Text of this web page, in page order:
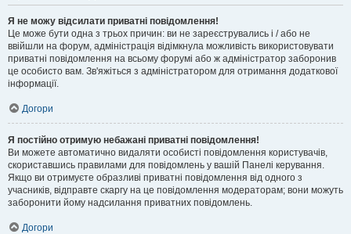
Я не можу відсилати приватні повідомлення!
Це може бути одна з трьох причин: ви не зареєструвались і / або не
ввійшли на форум, адміністрація відімкнула можливість використовувати
приватні повідомлення на всьому форумі або ж адміністратор заборонив
це особисто вам. Зв'яжіться з адміністратором для отримання додаткової
інформації.
Догори
Я постійно отримую небажані приватні повідомлення!
Ви можете автоматично видаляти особисті повідомлення користувачів,
скориставшись правилами для повідомлень у вашій Панелі керування.
Якщо ви отримуєте образливі приватні повідомлення від одного з
учасників, відправте скаргу на це повідомлення модераторам; вони можуть
заборонити йому надсилання приватних повідомлень.
Догори